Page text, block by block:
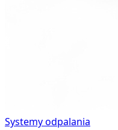
Systemy odpalania